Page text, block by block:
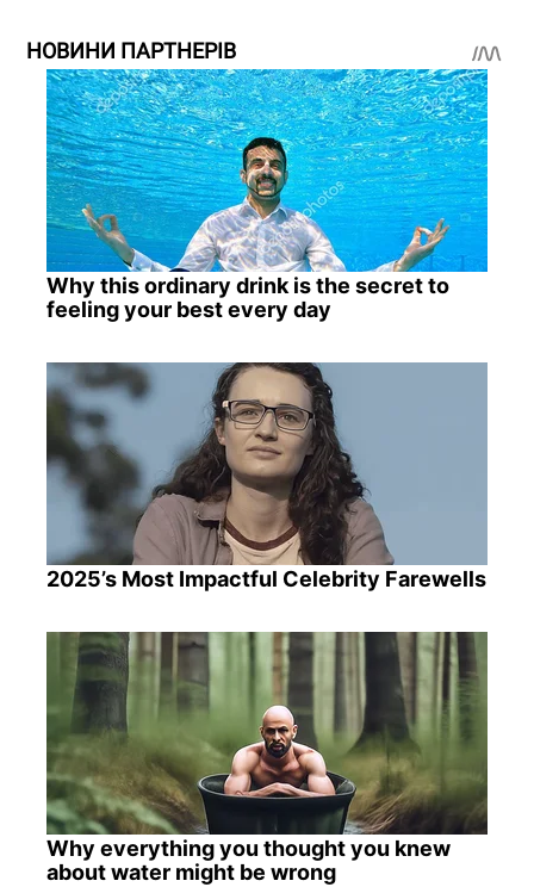
НОВИНИ ПАРТНЕРІВ
Why this ordinary drink is the secret to
feeling your best every day
2025’s Most Impactful Celebrity Farewells
Why everything you thought you knew
about water might be wrong